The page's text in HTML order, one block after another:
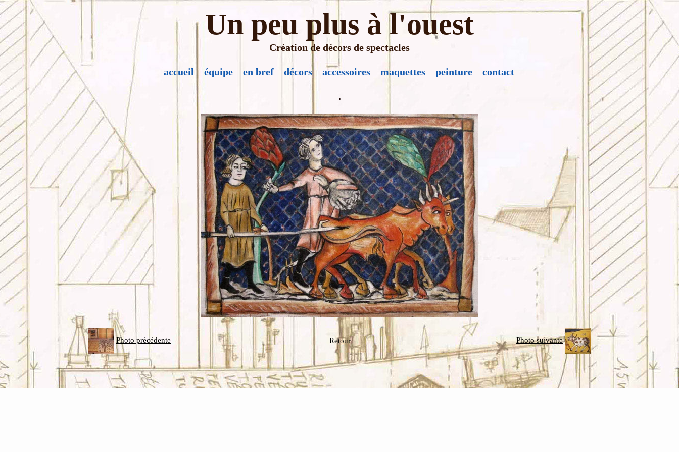
Un peu plus à l'ouest
Création de décors de spectacles
accueil équipe en bref décors accessoires maquettes peinture contact
.
Photo précédente Retour Photo suivante